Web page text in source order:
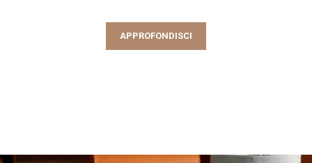
APPROFONDISCI